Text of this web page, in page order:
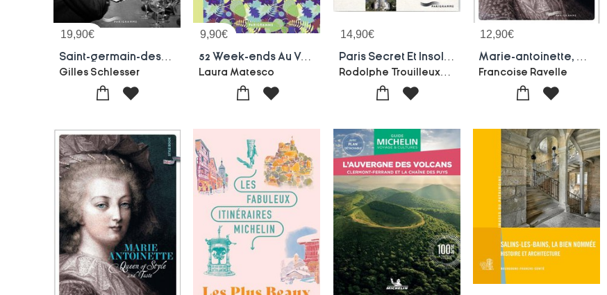
19,90€
Saint-germain-des-pres : Les Lieux De Legende : Cafes Mythiques, Caves Et Cabarets, Maisons D'edition, Galeries D'art
Gilles Schlesser
9,90€
Laura Matesco
14,90€
Rodolphe Trouilleux-Jacques Lebar
12,90€
Francoise Ravelle